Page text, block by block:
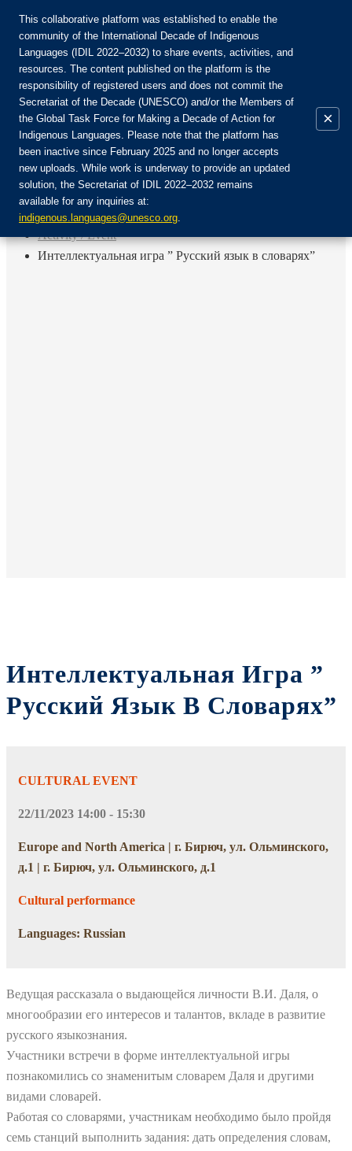
Join the Community:
Login
EN
FR
ES
RU
Home
Activity / Event
Интеллектуальная игра ” Русский язык в словарях”
Интеллектуальная Игра ”
Русский Язык В Словарях”
CULTURAL EVENT
22/11/2023 14:00 - 15:30
Europe and North America | г. Бирюч, ул. Ольминского,
д.1 | г. Бирюч, ул. Ольминского, д.1
Cultural performance
Languages: Russian
Ведущая рассказала о выдающейся личности В.И. Даля, о
многообразии его интересов и талантов, вкладе в развитие
русского языкознания.
Участники встречи в форме интеллектуальной игры
познакомились со знаменитым словарем Даля и другими
видами словарей.
Работая со словарями, участникам необходимо было пройдя
семь станций выполнить задания: дать определения словам,
This collaborative platform was established to enable the
community of the International Decade of Indigenous
Languages (IDIL 2022–2032) to share events, activities, and
resources. The content published on the platform is the
responsibility of registered users and does not commit the
Secretariat of the Decade (UNESCO) and/or the Members of
the Global Task Force for Making a Decade of Action for
Indigenous Languages. Please note that the platform has
been inactive since February 2025 and no longer accepts
new uploads. While work is underway to provide an updated
solution, the Secretariat of IDIL 2022–2032 remains
available for any inquiries at:
indigenous.languages@unesco.org.
×